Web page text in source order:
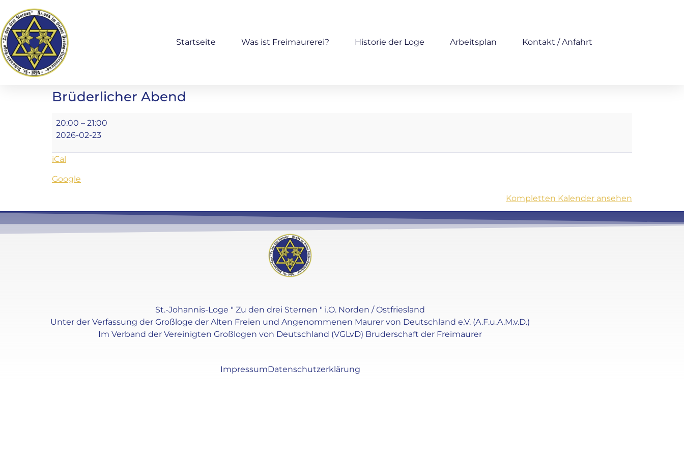
Startseite Was ist Freimaurerei? Historie der Loge Arbeitsplan Kontakt / Anfahrt
Brüderlicher Abend
20:00 – 21:00
2026-02-23
iCal
Google
Kompletten Kalender ansehen
St.-Johannis-Loge " Zu den drei Sternen " i.O. Norden / Ostfriesland
Unter der Verfassung der Großloge der Alten Freien und Angenommenen Maurer von Deutschland e.V. (A.F.u.A.M.v.D.)
Im Verband der Vereinigten Großlogen von Deutschland (VGLvD) Bruderschaft der Freimaurer
ImpressumDatenschutzerklärung